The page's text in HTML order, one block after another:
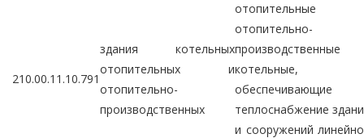
210.00.11.10.791
здания котельных
отопительных и
отопительно-
производственных
отопительные
отопительно-
производственные
котельные,
обеспечивающие
теплоснабжение
и сооружений